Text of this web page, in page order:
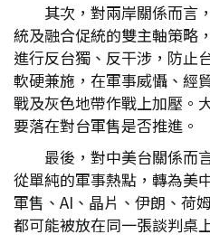
其次，對兩岸關係而言
統及融合促統的雙主軸策略
進行反台獨、反干涉，防止
軟硬兼施，在軍事威懾、經
戰及灰色地帶作戰上加壓。
要落在對台軍售是否推進。
最後，對中美台關係而
從單純的軍事熱點，轉為美
軍售、AI、晶片、伊朗、荷
都可能被放在同一張談判桌